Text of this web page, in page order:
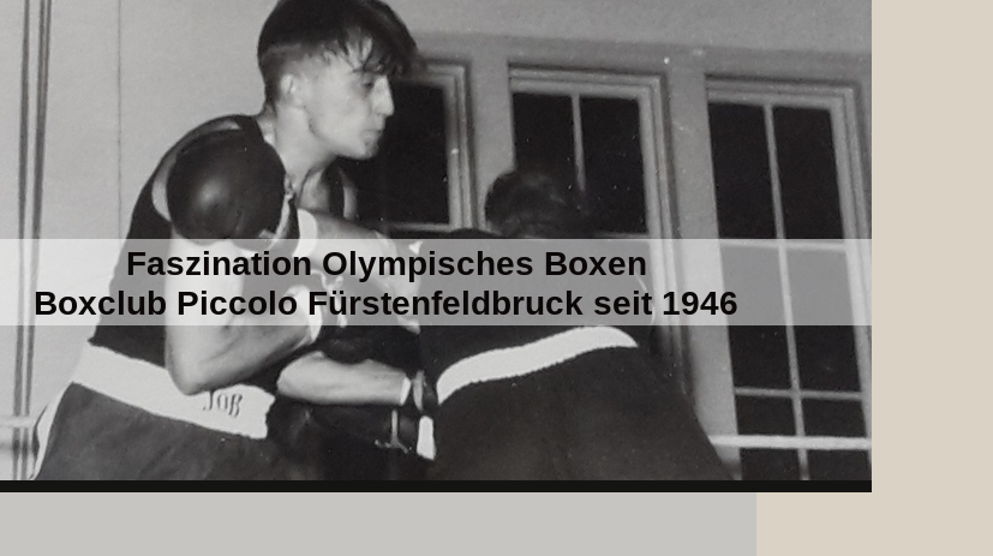
Faszination Olympisches Boxen
Boxclub Piccolo Fürstenfeldbruck seit 1946